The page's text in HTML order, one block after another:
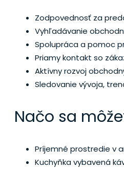
Zodpovednosť za
Vyhľadávanie
Spolupráca a pomoc
Priamy kontakt so
Aktívny rozvoj
Sledovanie vývoja,
Načo sa
Príjemné prostredie v
Kuchyňka vybavená